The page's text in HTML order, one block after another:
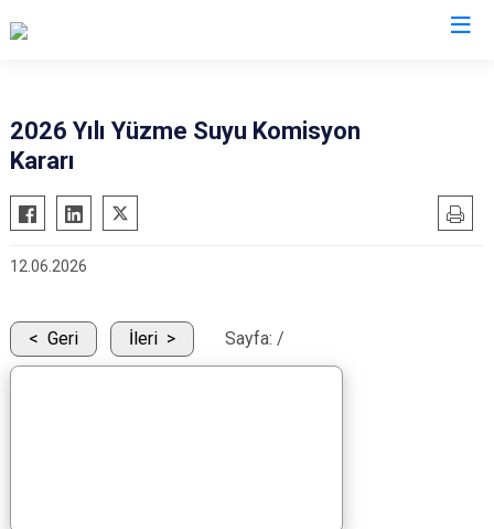
2026 Yılı Yüzme Suyu Komisyon
Kararı
12.06.2026
Geri İleri Sayfa: /